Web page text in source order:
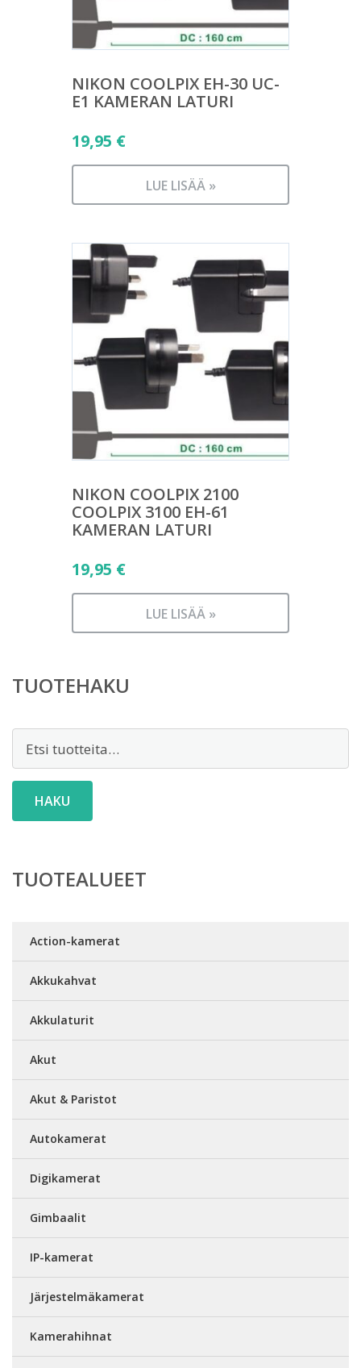
NIKON COOLPIX EH-30 UC-
E1 KAMERAN LATURI
19,95 €
LUE LISÄÄ »
NIKON COOLPIX 2100
COOLPIX 3100 EH-61
KAMERAN LATURI
19,95 €
LUE LISÄÄ »
TUOTEHAKU
HAKU
TUOTEALUEET
Action-kamerat
Akkukahvat
Akkulaturit
Akut
Akut & Paristot
Autokamerat
Digikamerat
Gimbaalit
IP-kamerat
Järjestelmäkamerat
Kamerahihnat